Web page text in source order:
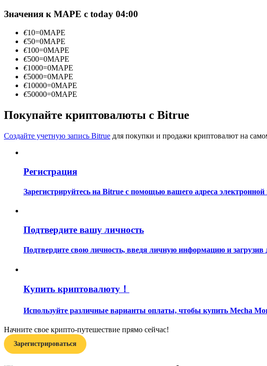
Присоединяйтесь к лучшим трейдерам
Станьте копи-трейдером
Информация
Гид
Значения к MAPE с today 04:00
€10=0MAPE
€50=0MAPE
€100=0MAPE
€500=0MAPE
€1000=0MAPE
€5000=0MAPE
€10000=0MAPE
€50000=0MAPE
Покупайте криптовалюты с Bitrue
Создайте учетную запись Bitrue для покупки и продажи криптовалют на
Регистрация
Зарегистрируйтесь на Bitrue с помощью вашего адреса
Подтвердите вашу личность
Подтвердите свою личность, введя личную информацию и загрузив
Купить криптовалюту！
Используйте различные варианты оплаты, чтобы купить Mecha
Начните свое крипто-путешествие прямо сейчас!
Зарегистрироваться